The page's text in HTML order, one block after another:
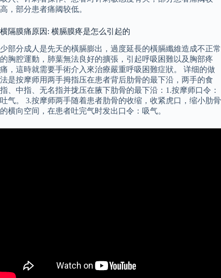
高，部分患者痛阈较低。
横隔膜痛原因: 横膈膜疼是怎么引起的
少部分成人是先天的橫膈膨出，過度延長的橫膈纖維造成不正常
的胸腔運動，肺葉無法良好的擴張，引起呼吸困難以及胸部疼
痛，這時就需要手術介入來治療嚴重呼吸困難症狀。 详细的做
法是按摩师用两手拇指压在患者背后肋骨的最下沿，两手的食
指、中指、无名指并拢压在腋下肋骨的最下沿：1.按摩师口令：
吐气。 3.按摩师两手随着患者肋骨的收缩，收紧虎口，缩小肋骨
的横向空间，在患者吐完气时发出口令：吸气。